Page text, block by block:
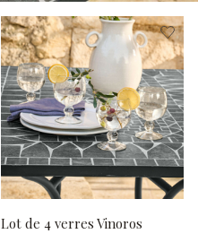
Lot de 4 verres Vinoros